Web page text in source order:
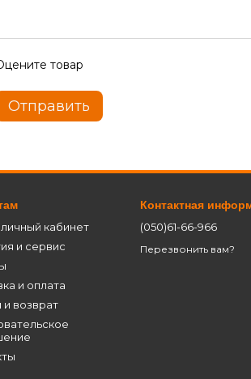
товар
Отправить
кабинет
и сервис
и оплата
возврат
Контактная
(050)61-66-966
Перезвонить вам?